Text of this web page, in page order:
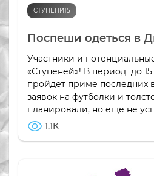
СТУПЕНИ15
Поспеши одеться в
Участники и
«Ступеней»! В период до 15
пройдет приме последних
заявок на футболки и
планировали, но еще не
1.1К